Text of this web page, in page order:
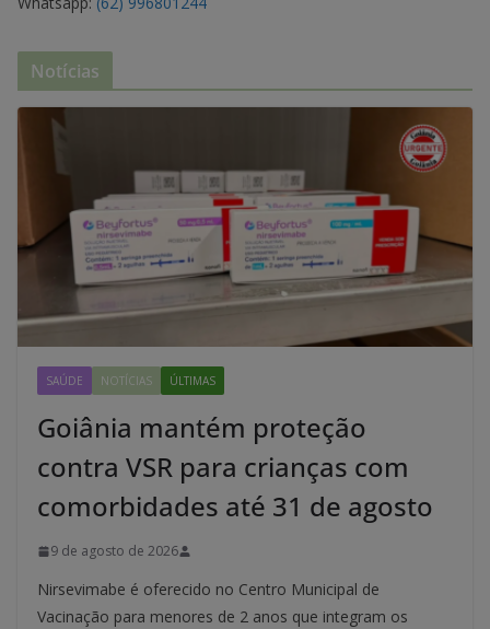
Notícias
SAÚDE NOTÍCIAS ÚLTIMAS
Goiânia mantém proteção
contra VSR para crianças com
comorbidades até 31 de agosto
9 de agosto de 2026
Nirsevimabe é oferecido no Centro Municipal de
Vacinação para menores de 2 anos que integram os